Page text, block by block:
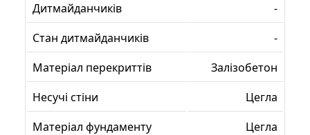
Дитмайданчиків
-
Стан дитмайданчиків
-
Матеріал перекриттів
Залізобетон
Несучі стіни
Цегла
Матеріал фундаменту
Цегла